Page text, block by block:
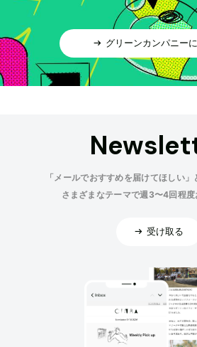
グリーンカンパニー
「メールでおすすめを届けてほしい」
さまざまなテーマで週3〜4回程度
受け取る